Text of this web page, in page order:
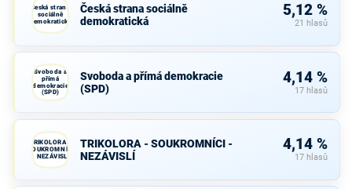
Česká strana
sociálně
demokratická
Česká strana sociálně
demokratická
5,12 %
21 hlasů
Svoboda a
přímá
demokracie
(SPD)
Svoboda a přímá demokracie
(SPD)
4,14 %
17 hlasů
TRIKOLORA -
SOUKROMNÍCI
- NEZÁVISLÍ
TRIKOLORA - SOUKROMNÍCI -
NEZÁVISLÍ
4,14 %
17 hlasů